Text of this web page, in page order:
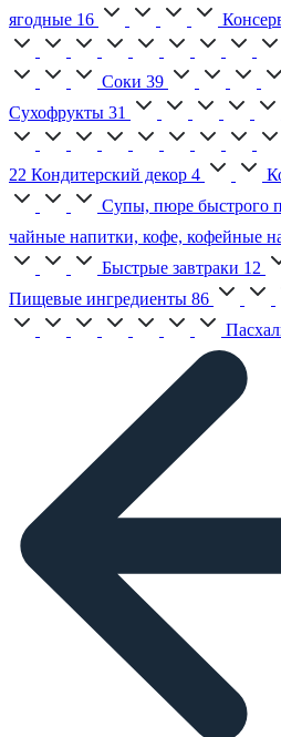
ягодные 16
Соки 39
Сухофрукты 31
22 Кондитерский декор 4
Супы, пюре быстрого
чайные напитки, кофе, кофейные
Быстрые завтраки 12
Пищевые ингредиенты 86